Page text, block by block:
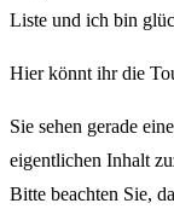
Liste und ich bin
Hier könnt ihr die
Sie sehen gerade
eigentlichen Inhalt
Bitte beachten Sie,